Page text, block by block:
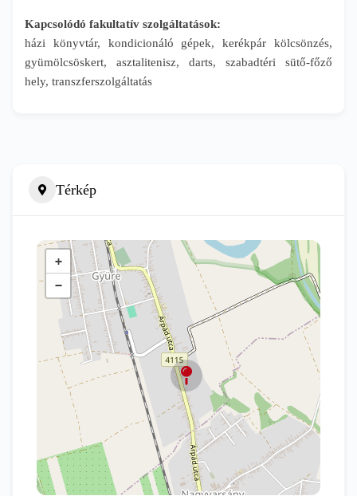
Kapcsolódó fakultatív szolgáltatások:
házi könyvtár, kondicionáló gépek, kerékpár kölcsönzés,
gyümölcsöskert, asztalitenisz, darts, szabadtéri sütő-főző
hely, transzferszolgáltatás
Térkép
+
−